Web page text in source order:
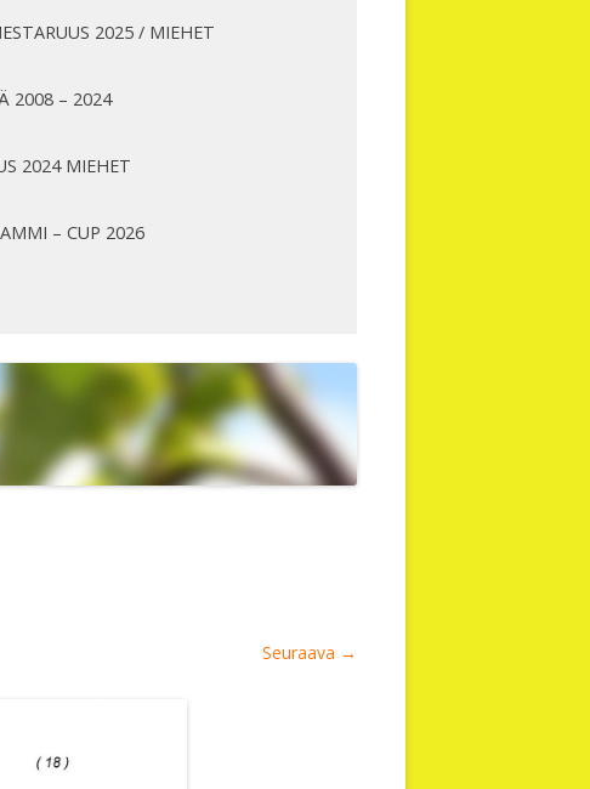
2025 / MIEHET
2008 – 2024
2024 MIEHET
– CUP 2026
Seuraava →